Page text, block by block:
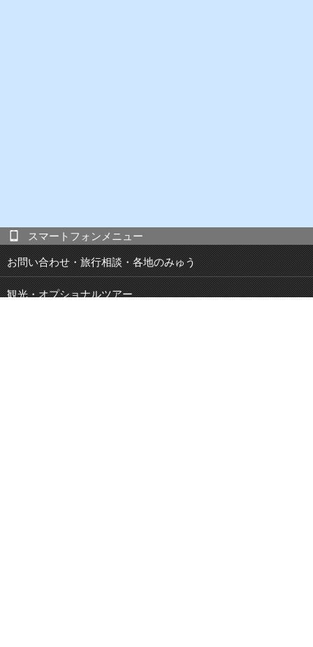
スマートフォンメニュー
お問い合わせ・旅行相談・各地のみゅう
観光・オプショナルツアー